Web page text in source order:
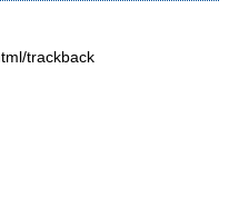
trackback